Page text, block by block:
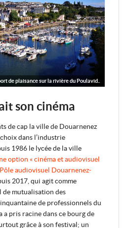
de plaisance sur la rivière du Poulavid..
son cinéma
de cap la ville de Douarnenez
dans l’industrie
1986 le lycée de la ville
option « cinéma et audiovisuel
Pôle audiovisuel Douarnenez-
2017, qui agit comme
mutualisation des
de professionnels du
a pris racine dans ce bourg de
grâce à son festival; un